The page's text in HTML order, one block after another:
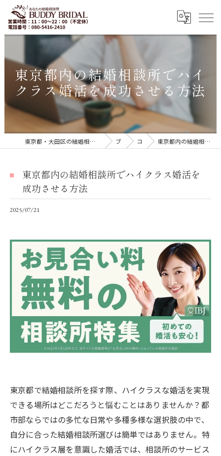
東京都内の結婚相談所でハイ
クラス婚活を成功させる方法
東京都・大田区の結婚相談所｜再婚・20代30代の婚活なら「BUDDY BRIDAL 東京」 ブログ コラム 東京都内の結婚相談所でハイクラス婚活を成功させる方法
東京都内の結婚相談所でハイクラス婚活を
成功させる方法
2025/07/21
東京都で結婚相談所を探す際、ハイクラスな婚活を実現
できる場所はどこだろうと悩むことはありませんか？都
市部ならではの多忙な日常や多種多様な選択肢の中で、
自分に合った結婚相談所選びは簡単ではありません。特
にハイクラス層を意識した婚活では、相談所のサービス